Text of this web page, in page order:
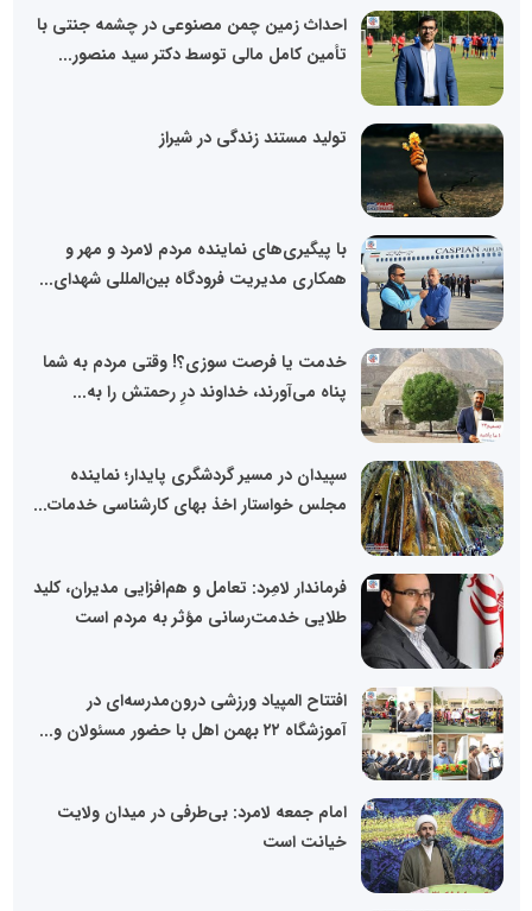
احداث زمین چمن مصنوعی در چشمه جنتی با
تأمین کامل مالی توسط دکتر سید منصور...
تولید مستند زندگی در شیراز
با پیگیری‌های نماینده مردم لامرد و مهر و
همکاری مدیریت فرودگاه بین‌المللی شهدای...
خدمت یا فرصت سوزی؟! وقتی مردم به شما
پناه می‌آورند، خداوند درِ رحمتش را به...
سپیدان در مسیر گردشگری پایدار؛ نماینده
مجلس خواستار اخذ بهای کارشناسی خدمات...
فرماندار لامِرد: تعامل و هم‌افزایی مدیران، کلید
طلایی خدمت‌رسانی مؤثر به مردم است
افتتاح المپیاد ورزشی درون‌مدرسه‌ای در
آموزشگاه ۲۲ بهمن اهل با حضور مسئولان و...
امام جمعه لامرد: بی‌طرفی در میدان ولایت
خیانت است